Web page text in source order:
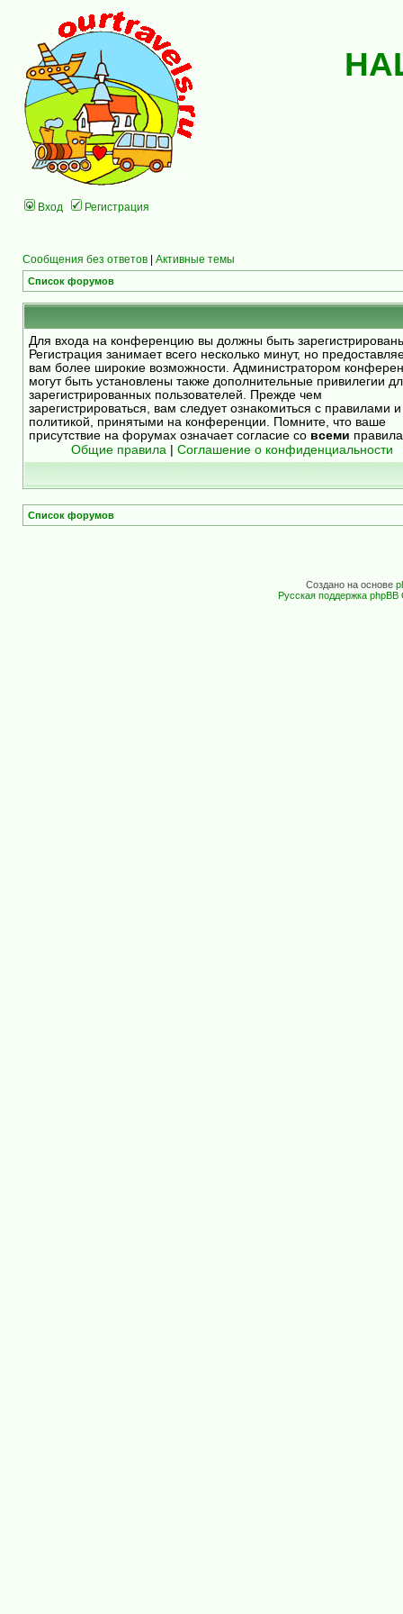
Вход Регистрация
Сообщения без ответов | Активные темы
Список форумов
Для входа на конференцию вы должны быть
Регистрация занимает всего несколько минут, но
вам более широкие возможности. Администратором
могут быть установлены также дополнительные привилегии
зарегистрированных пользователей. Прежде чем
зарегистрироваться, вам следует ознакомиться с правилами и
политикой, принятыми на конференции. Помните, что ваше
присутствие на форумах означает согласие со всеми
Общие правила
Соглашение о конфиденциальности
Список форумов
Создано на основе
Русская поддержка phpBB